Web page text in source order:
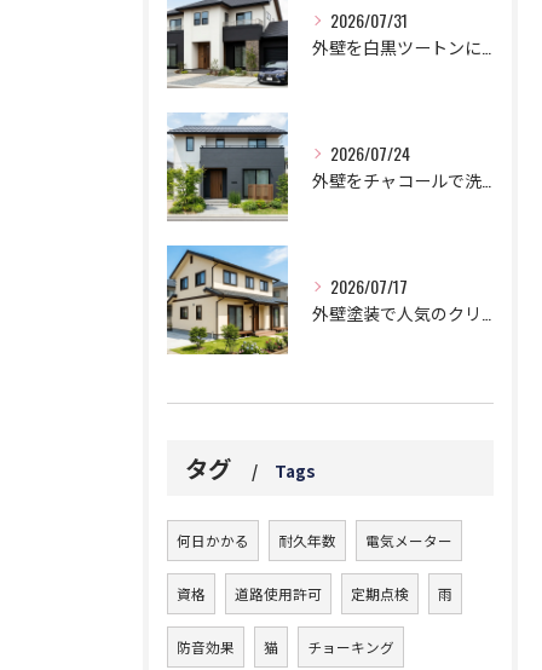
2026/07/31
2026/07/24
2026/07/17
タグ Tags
何日かかる 耐久年数 電気メーター
資格 道路使用許可 定期点検 雨
防音効果 猫 チョーキング